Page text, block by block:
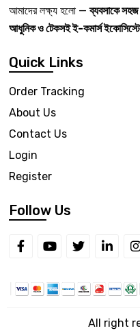
আমাদের লক্ষ্য হলো —ব্যবসাকে
আধুনিক ও টেকসই ই-কমার্স
Quick Links
Order Tracking
About Us
Contact Us
Login
Register
Follow Us
All right